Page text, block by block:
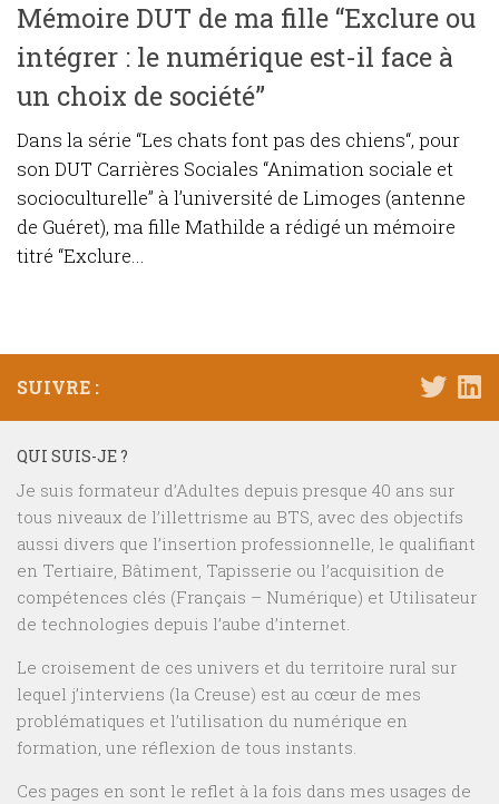
Mémoire DUT de ma fille “Exclure ou
intégrer : le numérique est-il face à
un choix de société”
Dans la série “Les chats font pas des chiens“, pour
son DUT Carrières Sociales “Animation sociale et
socioculturelle” à l’université de Limoges (antenne
de Guéret), ma fille Mathilde a rédigé un mémoire
titré “Exclure...
SUIVRE :
QUI SUIS-JE ?
Je suis formateur d’Adultes depuis presque 40 ans sur
tous niveaux de l’illettrisme au BTS, avec des objectifs
aussi divers que l’insertion professionnelle, le qualifiant
en Tertiaire, Bâtiment, Tapisserie ou l’acquisition de
compétences clés (Français – Numérique) et Utilisateur
de technologies depuis l’aube d’internet.
Le croisement de ces univers et du territoire rural sur
lequel j’interviens (la Creuse) est au cœur de mes
problématiques et l’utilisation du numérique en
formation, une réflexion de tous instants.
Ces pages en sont le reflet à la fois dans mes usages de